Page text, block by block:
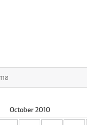
October 2010